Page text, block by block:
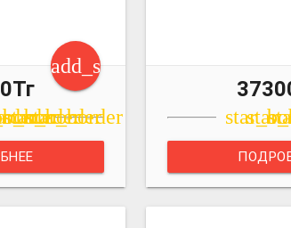
add_shopping_cart
star_border
star_border